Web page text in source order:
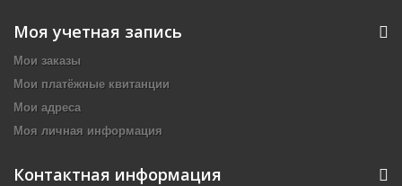
Моя учетная запись
Мои заказы
Мои платёжные квитанции
Мои адреса
Моя личная информация
Контактная информация